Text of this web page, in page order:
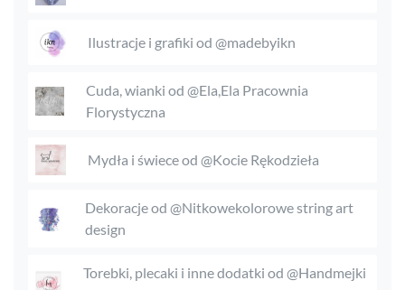
Ilustracje i grafiki od @madebyikn
Cuda, wianki od @Ela,Ela Pracownia
Florystyczna
Mydła i świece od @Kocie Rękodzieła
Dekoracje od @Nitkowekolorowe string art
design
Torebki, plecaki i inne dodatki od @Handmejki